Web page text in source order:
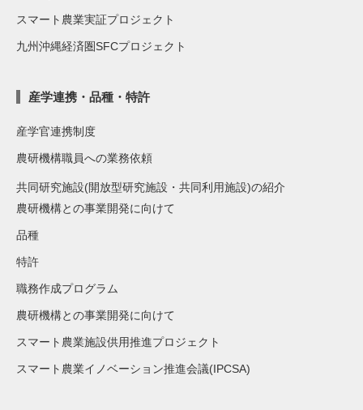
スマート農業実証プロジェクト
九州沖縄経済圏SFCプロジェクト
産学連携・品種・特許
産学官連携制度
農研機構職員への業務依頼
共同研究施設(開放型研究施設・共同利用施設)の紹介
農研機構との事業開発に向けて
品種
特許
職務作成プログラム
農研機構との事業開発に向けて
スマート農業施設供用推進プロジェクト
スマート農業イノベーション推進会議(IPCSA)